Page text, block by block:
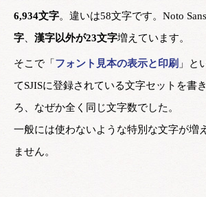
6,934文字。違いは58文字です。Noto
字
漢字以外が23文字増えています。
そこで「 フォント見本の表示と印刷 」と
てSJISに登録されている文字セットを書
ろ、なぜか全く同じ文字数でした。
一般には使わないような特別な文字が増
ません。